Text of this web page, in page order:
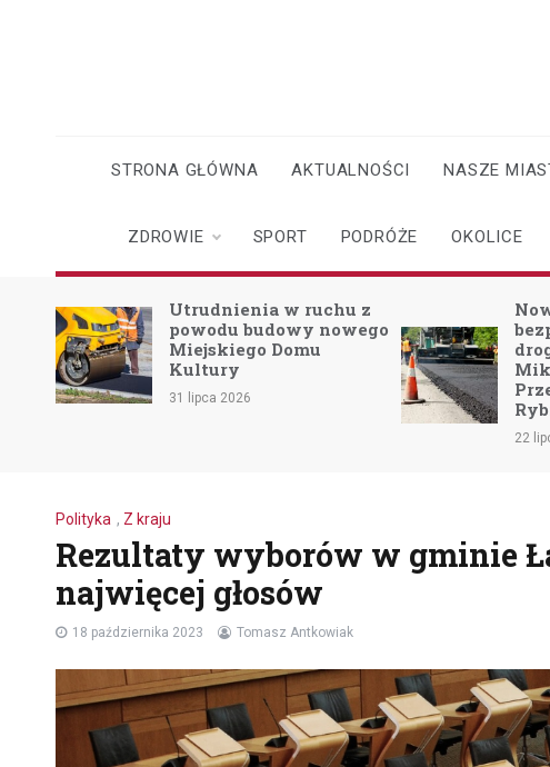
STRONA GŁÓWNA AKTUALNOŚCI NASZE
ZDROWIE SPORT PODRÓŻE OKOLICE
Utrudnienia w ruchu z
powodu budowy nowego
Miejskiego Domu
Kultury
31 lipca 2026
22
Polityka , Z kraju
Rezultaty wyborów w gminie
najwięcej głosów
18 października 2023 Tomasz Antkowiak